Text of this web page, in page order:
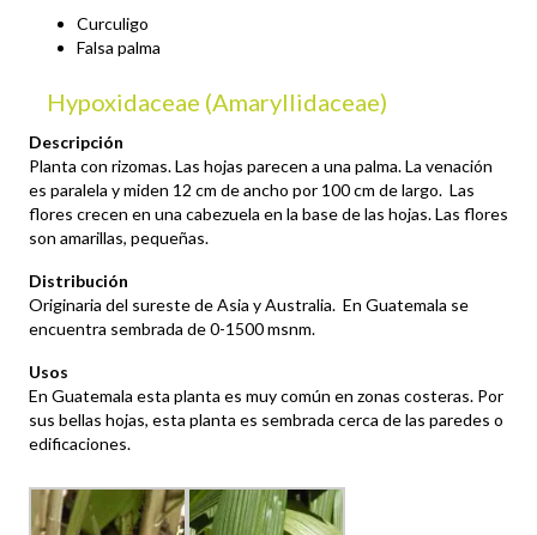
Curculigo
Falsa palma
Hypoxidaceae (Amaryllidaceae)
Descripción
Planta con rizomas. Las hojas parecen a una palma. La venación
es paralela y miden 12 cm de ancho por 100 cm de largo. Las
flores crecen en una cabezuela en la base de las hojas. Las flores
son amarillas, pequeñas.
Distribución
Originaria del sureste de Asia y Australia. En Guatemala se
encuentra sembrada de 0-1500 msnm.
Usos
En Guatemala esta planta es muy común en zonas costeras. Por
sus bellas hojas, esta planta es sembrada cerca de las paredes o
edificaciones.